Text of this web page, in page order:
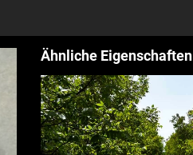
Ähnliche Eigenschaften